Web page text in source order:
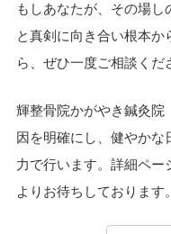
もしあなたが、その場
と真剣に向き合い根本
ら、ぜひ一度ご相談くだ
輝整骨院かがやき鍼灸院
因を明確にし、健やかな
力で行います。詳細ペ
よりお待ちしております。